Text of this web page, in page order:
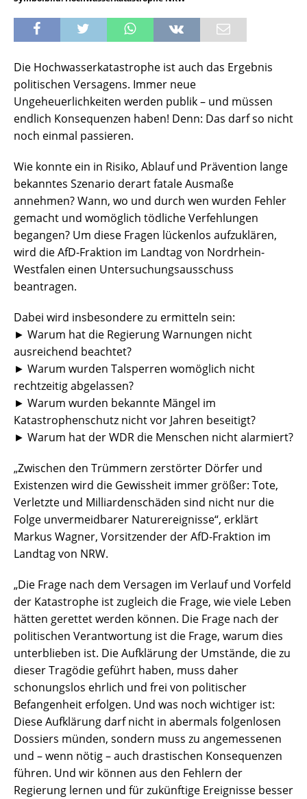
Die Hochwasserkatastrophe ist auch das Ergebnis
politischen Versagens. Immer neue
Ungeheuerlichkeiten werden publik – und müssen
endlich Konsequenzen haben! Denn: Das darf so nicht
noch einmal passieren.
Wie konnte ein in Risiko, Ablauf und Prävention lange
bekanntes Szenario derart fatale Ausmaße
annehmen? Wann, wo und durch wen wurden Fehler
gemacht und womöglich tödliche Verfehlungen
begangen? Um diese Fragen lückenlos aufzuklären,
wird die AfD-Fraktion im Landtag von Nordrhein-
Westfalen einen Untersuchungsausschuss
beantragen.
Dabei wird insbesondere zu ermitteln sein:
► Warum hat die Regierung Warnungen nicht
ausreichend beachtet?
► Warum wurden Talsperren womöglich nicht
rechtzeitig abgelassen?
► Warum wurden bekannte Mängel im
Katastrophenschutz nicht vor Jahren beseitigt?
► Warum hat der WDR die Menschen nicht alarmiert?
„Zwischen den Trümmern zerstörter Dörfer und
Existenzen wird die Gewissheit immer größer: Tote,
Verletzte und Milliardenschäden sind nicht nur die
Folge unvermeidbarer Naturereignisse“, erklärt
Markus Wagner, Vorsitzender der AfD-Fraktion im
Landtag von NRW.
„Die Frage nach dem Versagen im Verlauf und Vorfeld
der Katastrophe ist zugleich die Frage, wie viele Leben
hätten gerettet werden können. Die Frage nach der
politischen Verantwortung ist die Frage, warum dies
unterblieben ist. Die Aufklärung der Umstände, die zu
dieser Tragödie geführt haben, muss daher
schonungslos ehrlich und frei von politischer
Befangenheit erfolgen. Und was noch wichtiger ist:
Diese Aufklärung darf nicht in abermals folgenlosen
Dossiers münden, sondern muss zu angemessenen
und – wenn nötig – auch drastischen Konsequenzen
führen. Und wir können aus den Fehlern der
Regierung lernen und für zukünftige Ereignisse besser